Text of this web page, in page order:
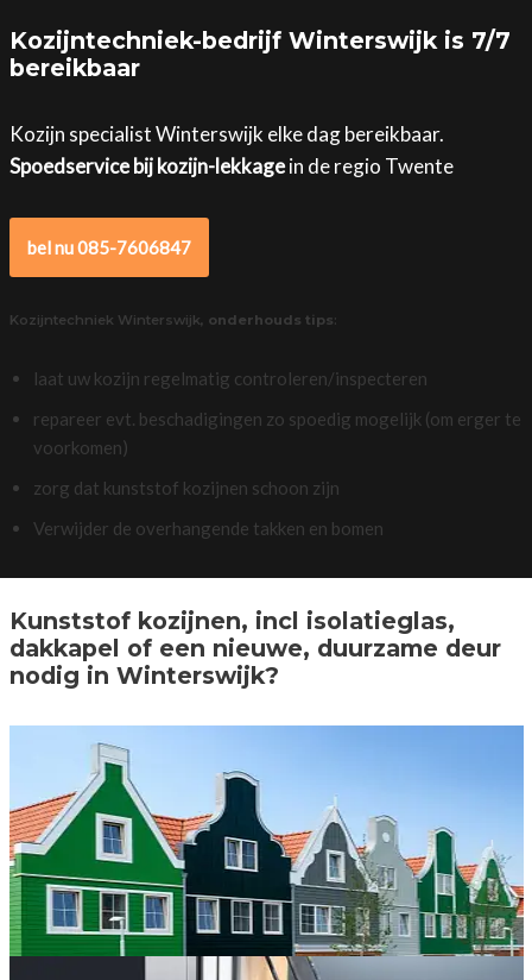
Kozijntechniek-bedrijf Winterswijk is 7/7
bereikbaar
Kozijn specialist Winterswijk elke dag bereikbaar.
Spoedservice bij kozijn-lekkagein de regio Twente
bel nu 085-7606847
Kozijntechniek Winterswijk, onderhouds tips:
laat uw kozijn regelmatig controleren/inspecteren
repareer evt. beschadigingen zo spoedig mogelijk (om erger te
voorkomen)
zorg dat kunststof kozijnen schoon zijn
Verwijder de overhangende takken en bomen
Kunststof kozijnen, incl isolatieglas,
dakkapel of een nieuwe, duurzame deur
nodig in Winterswijk?